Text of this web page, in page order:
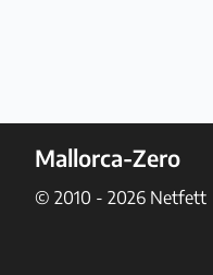
Mallorca-Zero
© 2010 - 2026 Netfett